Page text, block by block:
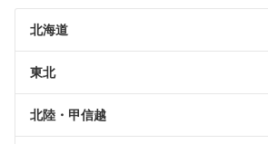
北海道
東北
北陸・甲信越